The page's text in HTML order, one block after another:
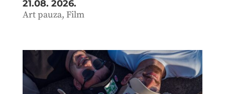
21.08. 2026.
Art pauza, Film